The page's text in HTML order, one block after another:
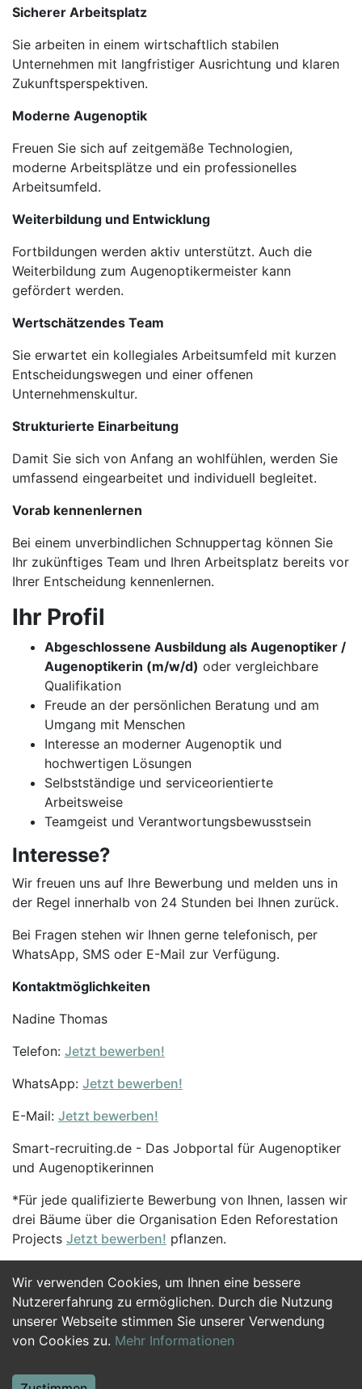
Wir verwenden Cookies, um Ihnen eine bessere
Nutzererfahrung zu ermöglichen. Durch die Nutzung
unserer Webseite stimmen Sie unserer Verwendung
von Cookies zu. Mehr Informationen
Sicherer Arbeitsplatz
Sie arbeiten in einem wirtschaftlich stabilen
Unternehmen mit langfristiger Ausrichtung und klaren
Zukunftsperspektiven.
Moderne Augenoptik
Freuen Sie sich auf zeitgemäße Technologien,
moderne Arbeitsplätze und ein professionelles
Arbeitsumfeld.
Weiterbildung und Entwicklung
Fortbildungen werden aktiv unterstützt. Auch die
Weiterbildung zum Augenoptikermeister kann
gefördert werden.
Wertschätzendes Team
Sie erwartet ein kollegiales Arbeitsumfeld mit kurzen
Entscheidungswegen und einer offenen
Unternehmenskultur.
Strukturierte Einarbeitung
Damit Sie sich von Anfang an wohlfühlen, werden Sie
umfassend eingearbeitet und individuell begleitet.
Vorab kennenlernen
Bei einem unverbindlichen Schnuppertag können Sie
Ihr zukünftiges Team und Ihren Arbeitsplatz bereits vor
Ihrer Entscheidung kennenlernen.
Ihr Profil
Abgeschlossene Ausbildung als Augenoptiker /
Augenoptikerin (m/w/d) oder vergleichbare
Qualifikation
Freude an der persönlichen Beratung und am
Umgang mit Menschen
Interesse an moderner Augenoptik und
hochwertigen Lösungen
Selbstständige und serviceorientierte
Arbeitsweise
Teamgeist und Verantwortungsbewusstsein
Interesse?
Wir freuen uns auf Ihre Bewerbung und melden uns in
der Regel innerhalb von 24 Stunden bei Ihnen zurück.
Bei Fragen stehen wir Ihnen gerne telefonisch, per
WhatsApp, SMS oder E-Mail zur Verfügung.
Kontaktmöglichkeiten
Nadine Thomas
Telefon: Jetzt bewerben!
WhatsApp: Jetzt bewerben!
E-Mail: Jetzt bewerben!
Smart-recruiting.de - Das Jobportal für Augenoptiker
und Augenoptikerinnen
*Für jede qualifizierte Bewerbung von Ihnen, lassen wir
drei Bäume über die Organisation Eden Reforestation
Projects Jetzt bewerben! pflanzen.
Jetzt Bewerben